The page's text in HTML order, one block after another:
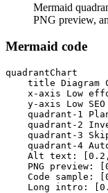
Mermaid
PNG preview,
Mermaid code
quadrantChart
title Diagram
x-axis Low
y-axis Low
quadrant-1
quadrant-2
quadrant-3
quadrant-4
Alt text:
PNG preview:
Code sample:
Long intro: